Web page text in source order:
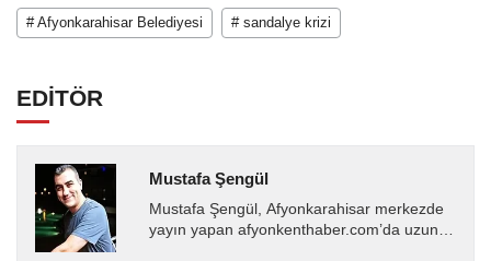
# Afyonkarahisar Belediyesi # sandalye krizi
EDİTÖR
Mustafa Şengül
Mustafa Şengül, Afyonkarahisar merkezde
yayın yapan afyonkenthaber.com’da uzun